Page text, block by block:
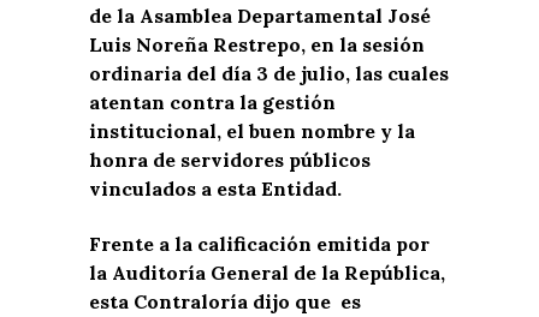
de la Asamblea Departamental José
Luis Noreña Restrepo, en la sesión
ordinaria del día 3 de julio, las cuales
atentan contra la gestión
institucional, el buen nombre y la
honra de servidores públicos
vinculados a esta Entidad.
Frente a la calificación emitida por
la Auditoría General de la República,
esta Contraloría dijo que es